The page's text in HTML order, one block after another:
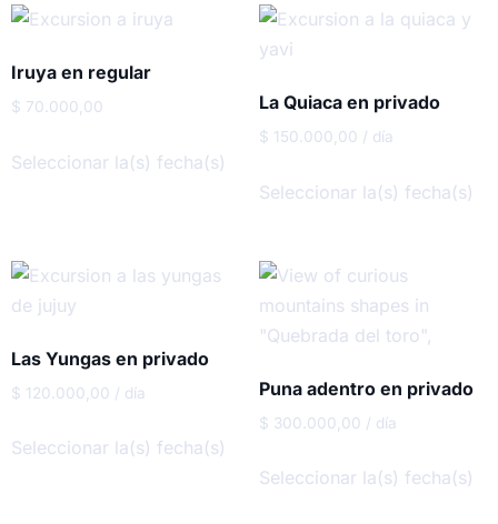
Iruya en regular
$ 70.000,00
Seleccionar la(s) fecha(s)
La Quiaca en privado
$ 150.000,00 / día
Seleccionar la(s) fecha(s)
Las Yungas en privado
$ 120.000,00 / día
Seleccionar la(s) fecha(s)
Puna adentro en privado
$ 300.000,00 / día
Seleccionar la(s) fecha(s)